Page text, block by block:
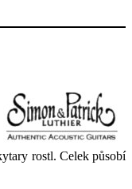
rostl. Celek působí